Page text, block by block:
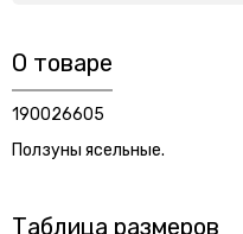
О товаре
190026605
Ползуны ясельные.
Таблица размеров